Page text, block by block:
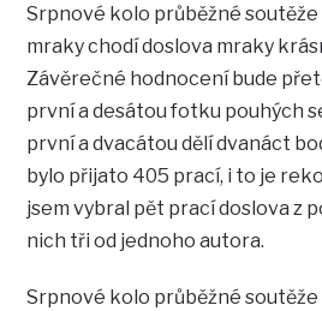
Srpnové kolo průběžné
mraky chodí doslova mraky
Závěrečné hodnocení bude
první a desátou fotku pouhých
první a dvacátou dělí dvanáct
bylo přijato 405 prací, i to je
jsem vybral pět prací doslova z
nich tři od jednoho autora.
Srpnové kolo průběžné